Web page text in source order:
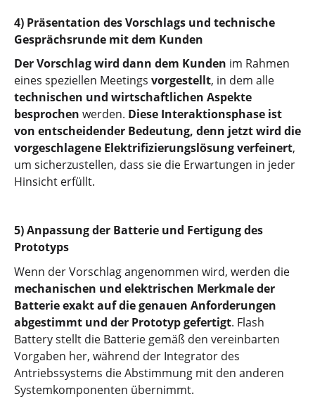
4) Präsentation des Vorschlags und technische
Gesprächsrunde mit dem Kunden
Der Vorschlag wird dann dem Kunden im Rahmen
eines speziellen Meetings vorgestellt, in dem alle
technischen und wirtschaftlichen Aspekte
besprochen werden. Diese Interaktionsphase ist
von entscheidender Bedeutung, denn jetzt wird die
vorgeschlagene Elektrifizierungslösung verfeinert,
um sicherzustellen, dass sie die Erwartungen in jeder
Hinsicht erfüllt.
5) Anpassung der Batterie und Fertigung des
Prototyps
Wenn der Vorschlag angenommen wird, werden die
mechanischen und elektrischen Merkmale der
Batterie exakt auf die genauen Anforderungen
abgestimmt und der Prototyp gefertigt. Flash
Battery stellt die Batterie gemäß den vereinbarten
Vorgaben her, während der Integrator des
Antriebssystems die Abstimmung mit den anderen
Systemkomponenten übernimmt.